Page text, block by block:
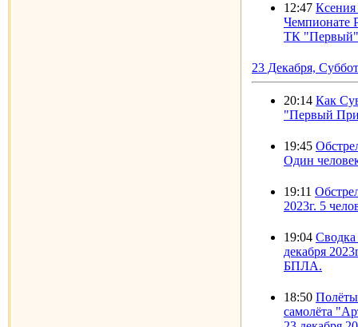
12:47
Чемпионате
ТК "Первый"
23 Декабря,
20:14 Как
"Первый
19:45
Один
19:11
2023г. 5
19:04 Сводка
декабря
БПЛА.
18:50 Полёты
самолёта